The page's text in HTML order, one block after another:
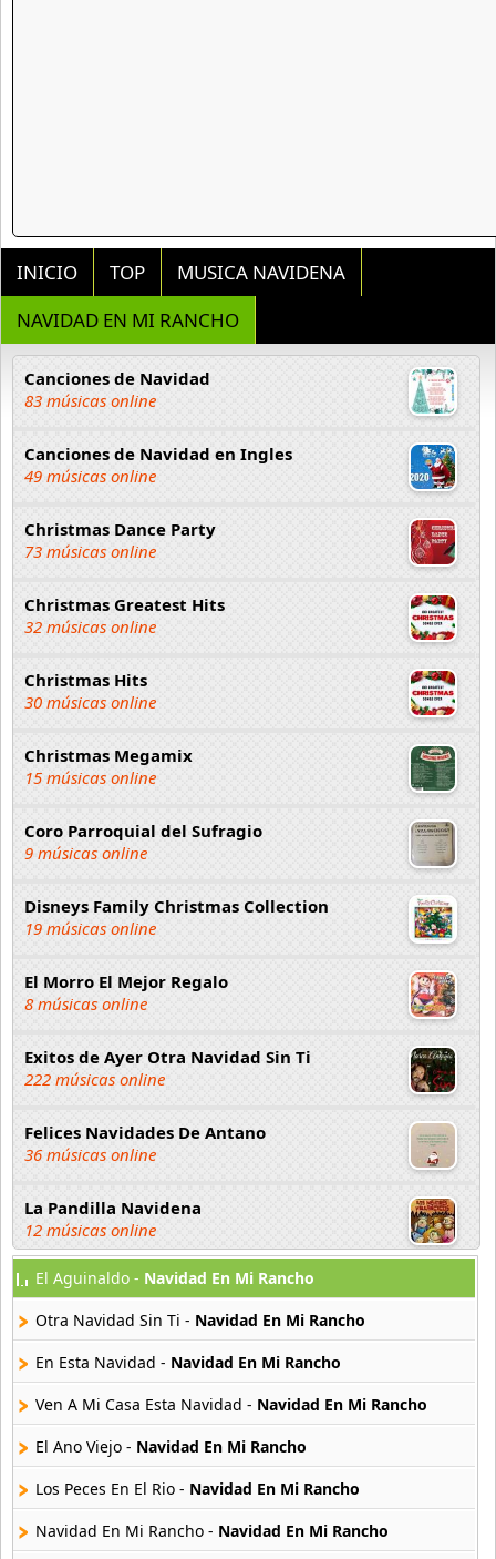
INICIO TOP
MUSICA NAVIDENA
NAVIDAD EN MI RANCHO
Canciones de Navidad
83 músicas online
Canciones de Navidad en Ingles
49 músicas online
Christmas Dance Party
73 músicas online
Christmas Greatest Hits
32 músicas online
Christmas Hits
30 músicas online
Christmas Megamix
15 músicas online
Coro Parroquial del Sufragio
9 músicas online
Disneys Family Christmas Collection
19 músicas online
El Morro El Mejor Regalo
8 músicas online
Exitos de Ayer Otra Navidad Sin Ti
222 músicas online
Felices Navidades De Antano
36 músicas online
La Pandilla Navidena
12 músicas online
Las Ardillitas
20 músicas online
Las Pastorcitas
4 músicas online
15 músicas online
Los 28 Mejores Villancicos Del Mundo
28 músicas online
El Aguinaldo - Navidad En Mi Rancho
Otra Navidad Sin Ti - Navidad En Mi Rancho
En Esta Navidad - Navidad En Mi Rancho
Ven A Mi Casa Esta Navidad - Navidad En Mi Rancho
El Ano Viejo - Navidad En Mi Rancho
Los Peces En El Rio - Navidad En Mi Rancho
Navidad En Mi Rancho - Navidad En Mi Rancho